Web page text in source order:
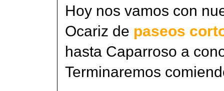
Hoy nos vamos con
Ocariz de paseos
hasta Caparroso a
Terminaremos